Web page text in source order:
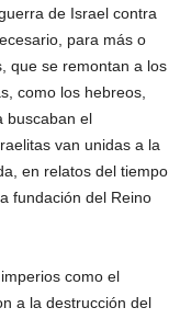
de Israel contra
para más o
que se remontan a los
como los hebreos,
buscaban el
van unidas a la
en relatos del tiempo
fundación del Reino
como el
a la destrucción del